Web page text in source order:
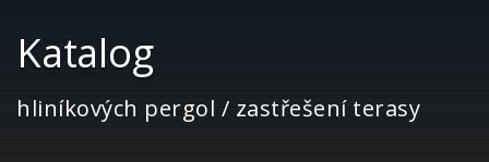
Katalog
hliníkových pergol / zastřešení terasy